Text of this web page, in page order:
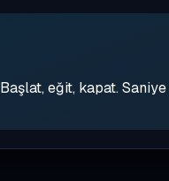
eğit, kapat.